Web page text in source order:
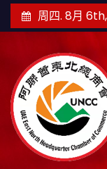
至
周四. 8月